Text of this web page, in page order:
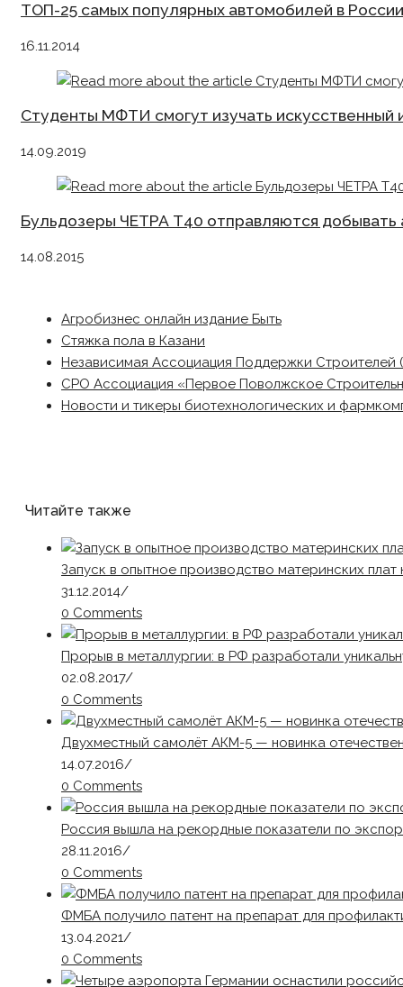
ТОП-25 самых популярных автомобилей в России
16.11.2014
Студенты МФТИ смогут изучать
14.09.2019
Бульдозеры ЧЕТРА Т40 отправляются добывать
14.08.2015
Агробизнес онлайн издание Быть
Стяжка пола в Казани
Независимая Ассоциация Поддержки Строителей
СРО Ассоциация «Первое Поволжское
Новости и тикеры биотехнологических и
Читайте также
Запуск в опытное производство материнских
31.12.2014/
0 Comments
Прорыв в металлургии: в РФ разработали
02.08.2017/
0 Comments
Двухместный самолёт АКМ-5 — новинка
14.07.2016/
0 Comments
Россия вышла на рекордные показатели по
28.11.2016/
0 Comments
ФМБА получило патент на препарат для
13.04.2021/
0 Comments